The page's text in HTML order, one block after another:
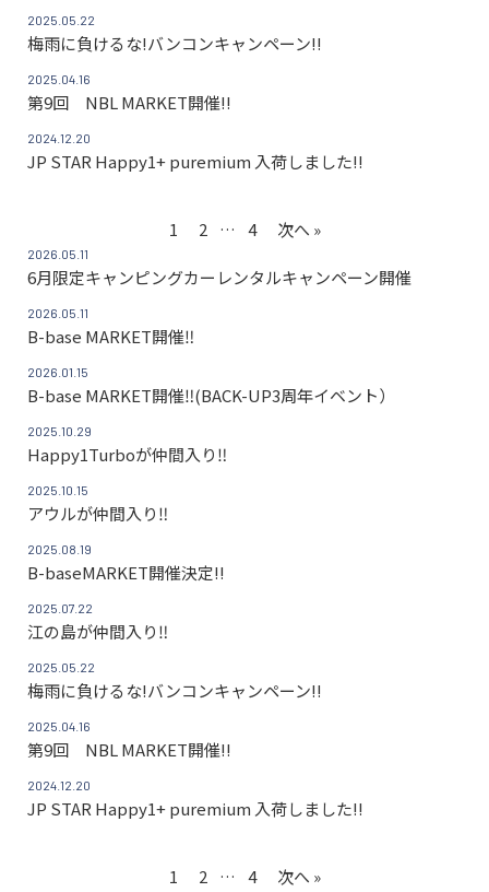
2025.05.22
梅雨に負けるな!バンコンキャンペーン!!
2025.04.16
第9回 NBL MARKET開催!!
2024.12.20
JP STAR Happy1+ puremium 入荷しました!!
1 2 … 4 次へ »
2026.05.11
6月限定キャンピングカーレンタルキャンペーン開催
2026.05.11
B-base MARKET開催‼
2026.01.15
B-base MARKET開催‼(BACK-UP3周年イベント）
2025.10.29
Happy1Turboが仲間入り‼
2025.10.15
アウルが仲間入り‼
2025.08.19
B-baseMARKET開催決定!!
2025.07.22
江の島が仲間入り‼
2025.05.22
梅雨に負けるな!バンコンキャンペーン!!
2025.04.16
第9回 NBL MARKET開催!!
2024.12.20
JP STAR Happy1+ puremium 入荷しました!!
1 2 … 4 次へ »